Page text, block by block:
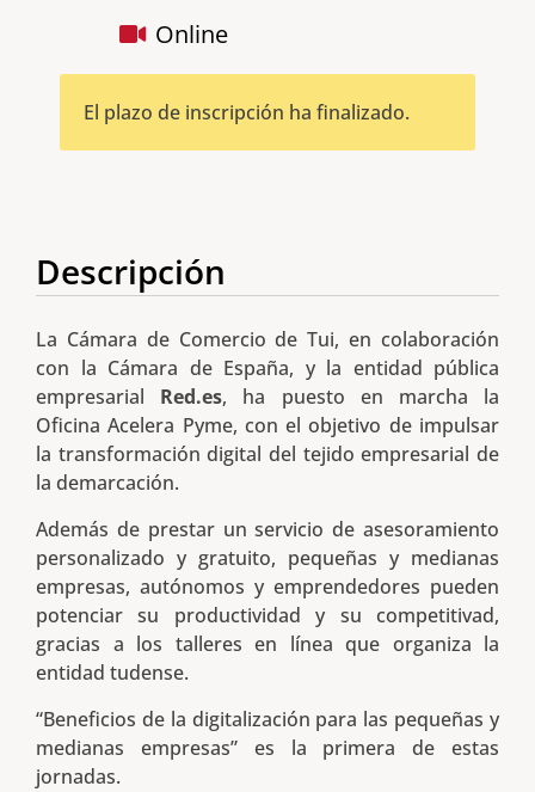
Online
El plazo de inscripción ha finalizado.
Descripción
La Cámara de Comercio de Tui, en colaboración
con la Cámara de España, y la entidad pública
empresarial Red.es, ha puesto en marcha la
Oficina Acelera Pyme, con el objetivo de impulsar
la transformación digital del tejido empresarial de
la demarcación.
Además de prestar un servicio de asesoramiento
personalizado y gratuito, pequeñas y medianas
empresas, autónomos y emprendedores pueden
potenciar su productividad y su competitivad,
gracias a los talleres en línea que organiza la
entidad tudense.
“Beneficios de la digitalización para las pequeñas y
medianas empresas” es la primera de estas
jornadas.